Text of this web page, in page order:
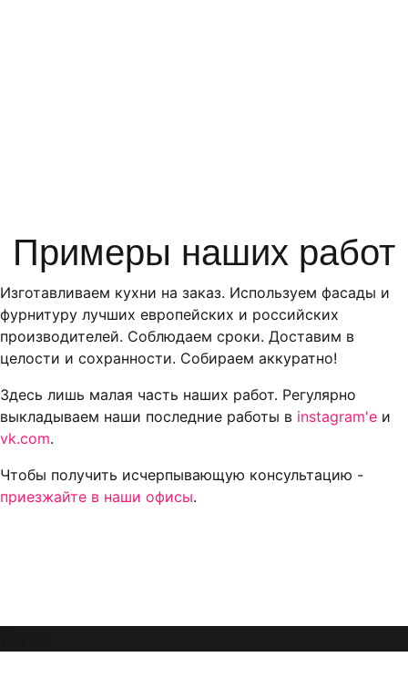
Примеры наших работ
Изготавливаем кухни на заказ. Используем фасады и
фурнитуру лучших европейских и российских
производителей. Соблюдаем сроки. Доставим в
целости и сохранности. Собираем аккуратно!
Здесь лишь малая часть наших работ. Регулярно
выкладываем наши последние работы в instagram'е и
vk.com.
Чтобы получить исчерпывающую консультацию -
приезжайте в наши офисы.